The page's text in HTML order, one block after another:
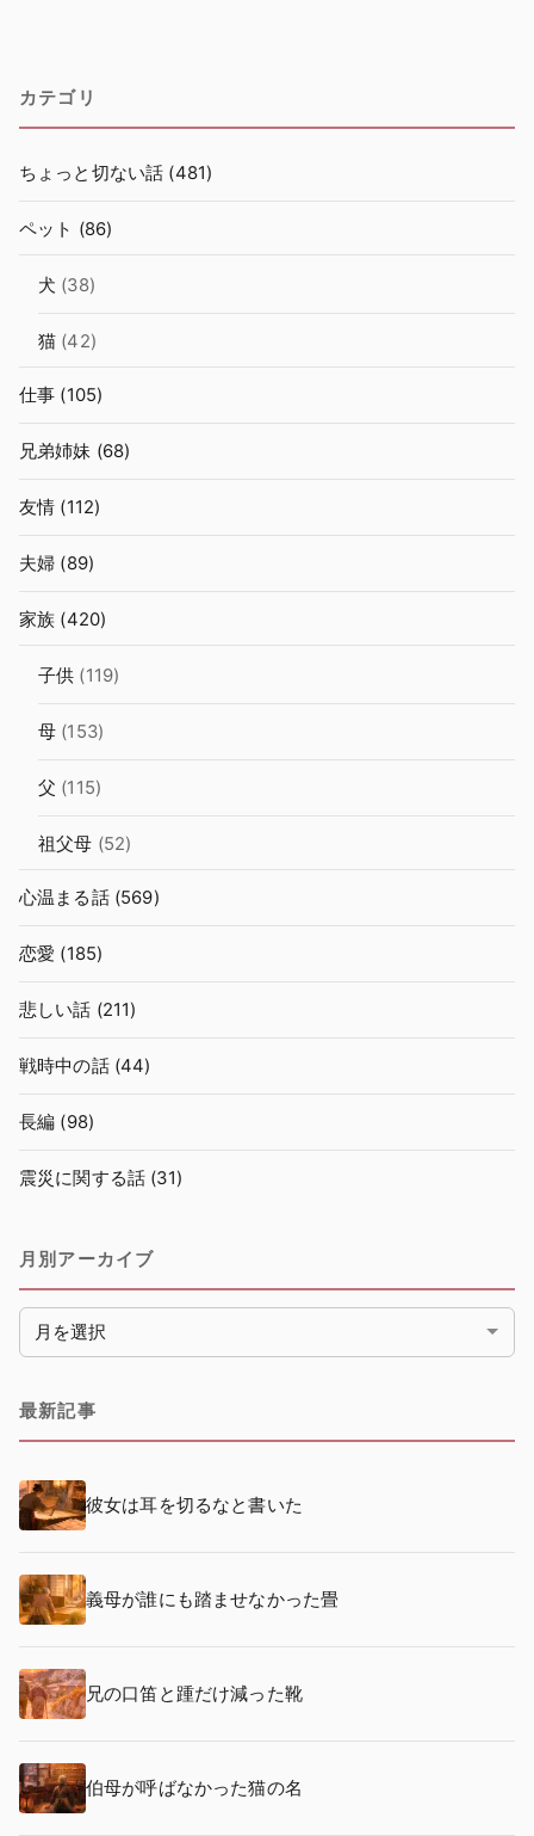
カテゴリ
ちょっと切ない話 (481)
ペット (86)
犬 (38)
猫 (42)
仕事 (105)
兄弟姉妹 (68)
友情 (112)
夫婦 (89)
家族 (420)
子供 (119)
母 (153)
父 (115)
祖父母 (52)
心温まる話(569)
恋愛 (185)
悲しい話 (211)
戦時中の話(44)
長編 (98)
震災に関する話 (31)
月別アーカイブ
月別アーカイブ
最新記事
彼女は耳を切るなと書いた
義母が誰にも踏ませなかった畳
兄の口笛と踵だけ減った靴
伯母が呼ばなかった猫の名